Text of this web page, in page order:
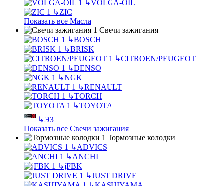
↳VOLGA-OIL
↳ZIC
Показать все Масла
Свечи зажигания
↳BOSCH
↳BRISK
↳CITROEN/PEUGEOT
↳DENSO
↳NGK
↳RENAULT
↳TORCH
↳TOYOTA
↳ЭЗ
Показать все Свечи зажигания
Тормозные колодки
↳ADVICS
↳ANCHI
↳jFBK
↳JUST DRIVE